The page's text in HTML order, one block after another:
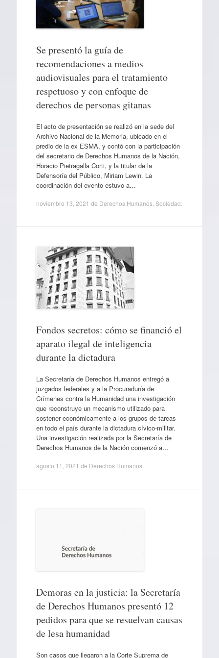
Se presentó la guía de
recomendaciones a medios
audiovisuales para el tratamiento
respetuoso y con enfoque de
derechos de personas gitanas
El acto de presentación se realizó en la sede del
Archivo Nacional de la Memoria, ubicado en el
predio de la ex ESMA, y contó con la participación
del secretario de Derechos Humanos de la Nación,
Horacio Pietragalla Corti, y la titular de la
Defensoría del Público, Miriam Lewin. La
coordinación del evento estuvo a…
noviembre 13, 2021 de Derechos Humanos, Sociedad
Fondos secretos: cómo se financió el
aparato ilegal de inteligencia
durante la dictadura
La Secretaría de Derechos Humanos entregó a
juzgados federales y a la Procuraduría de
Crímenes contra la Humanidad una investigación
que reconstruye un mecanismo utilizado para
sostener económicamente a los grupos de tareas
en todo el país durante la dictadura cívico-militar.
Una investigación realizada por la Secretaría de
Derechos Humanos de la Nación comenzó a…
agosto 11, 2021 de Derechos Humanos.
Demoras en la justicia: la Secretaría
de Derechos Humanos presentó 12
pedidos para que se resuelvan causas
de lesa humanidad
Son casos que llegaron a la Corte Suprema de